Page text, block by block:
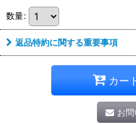
数量:
返品特約に関する重要事項
カー
お